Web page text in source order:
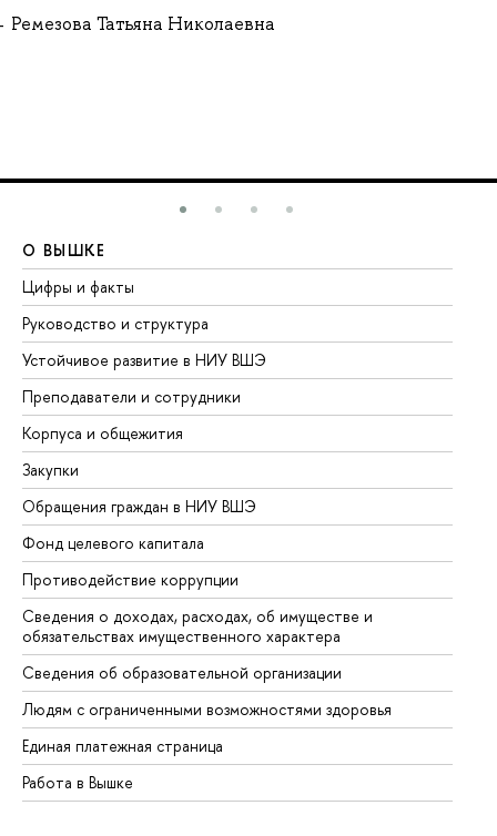
Ремезова Татьяна Николаевна
О ВЫШКЕ
Цифры и факты
Руководство и структура
Устойчивое развитие в НИУ ВШЭ
Преподаватели и сотрудники
Корпуса и общежития
Закупки
Обращения граждан в НИУ ВШЭ
Фонд целевого капитала
Противодействие коррупции
Сведения о доходах, расходах, об имуществе и
обязательствах имущественного характера
Сведения об образовательной организации
Людям с ограниченными возможностями здоровья
Единая платежная страница
Работа в Вышке